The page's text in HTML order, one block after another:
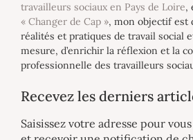
travailleurs sociaux en Pays de Loire,
« Changer de Cap », mon objectif est
réalités et pratiques de travail social
mesure, d’enrichir la réflexion et la
professionnelle des travailleurs
Recevez les derniers
Saisissez votre adresse pour